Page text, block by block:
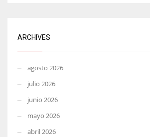
ARCHIVES
agosto 2026
julio 2026
junio 2026
mayo 2026
abril 2026